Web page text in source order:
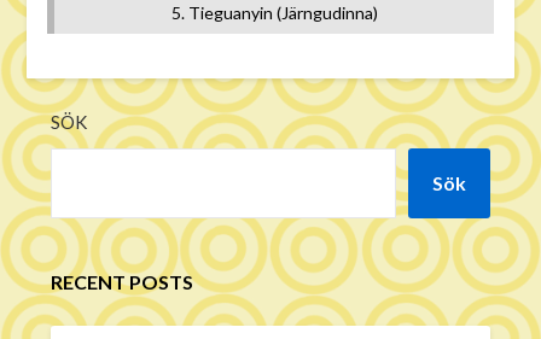
5. Tieguanyin (Järngudinna)
SÖK
Sök
RECENT POSTS